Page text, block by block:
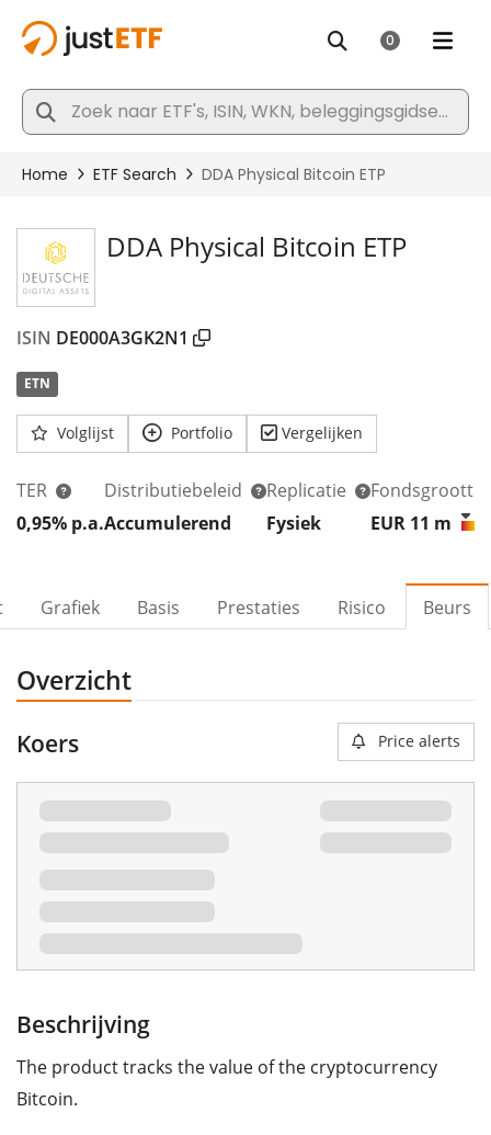
DDA Physical Bitcoin ETP
ISIN DE000A3GK2N1
ETN
Volglijst Portfolio Vergelijken
TER
0,95% p.a.
Distributiebeleid
Accumulerend
Replicatie
Fysiek
Fondsgrootte
EUR 11 m
Grafiek Basis Prestaties Risico Beurs
Overzicht
Koers Price alerts
Beschrijving
The product tracks the value of the cryptocurrency
Bitcoin.